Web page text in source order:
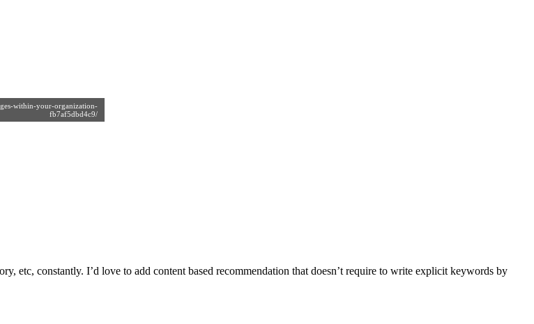
within-your-organization-
fb7af5dbd4c9/
etc, constantly. I’d love to add content based recommendation that doesn’t require to write explicit keywords by